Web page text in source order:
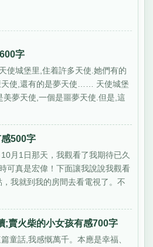
字
使城堡里,住着許多天使.她們有的
天使,還有的是夢天使…… 天使城堡
美夢天使,一個是噩夢天使.但是,這
500字
月1日那天，我觀看了我期待已久
可真是宏偉！下面讓我說說我觀看
我就到我的房間去看電視了。不
;賣火柴的小女孩有感700字
童話,我感慨萬千。本應是幸福、